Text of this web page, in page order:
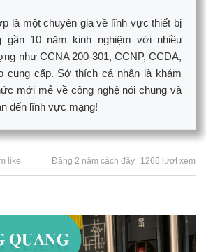
là một chuyên gia về lĩnh vực thiết bị
gần 10 năm kinh nghiệm với nhiều
như CCNA 200-301, CCNP, CCDA,
cung cấp. Sở thích cá nhân là khám
mới mẻ về công nghệ nói chung và
đến lĩnh vực mạng!
like Đăng 2 năm cách đây 1266 lượt xem